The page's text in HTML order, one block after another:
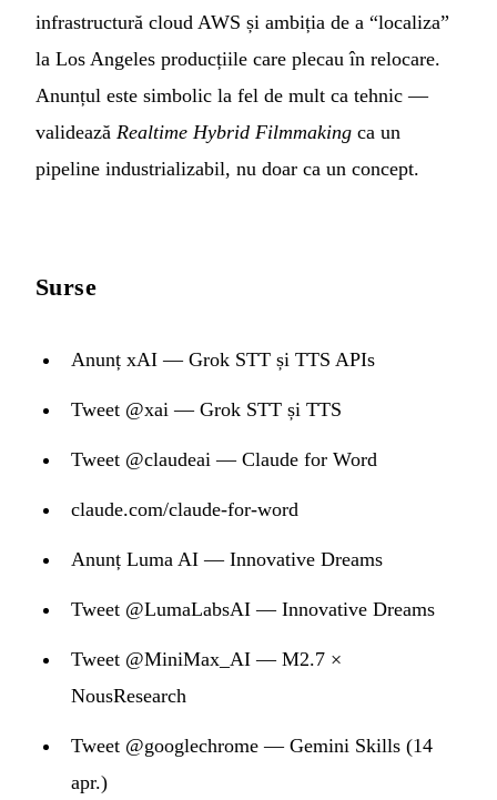
infrastructură cloud AWS și ambiția de a “localiza”
la Los Angeles producțiile care plecau în relocare.
Anunțul este simbolic la fel de mult ca tehnic —
validează Realtime Hybrid Filmmaking ca un
pipeline industrializabil, nu doar ca un concept.
Surse
Anunț xAI — Grok STT și TTS APIs
Tweet @xai — Grok STT și TTS
Tweet @claudeai — Claude for Word
claude.com/claude-for-word
Anunț Luma AI — Innovative Dreams
Tweet @LumaLabsAI — Innovative Dreams
Tweet @MiniMax_AI — M2.7 ×
NousResearch
Tweet @googlechrome — Gemini Skills (14
apr.)